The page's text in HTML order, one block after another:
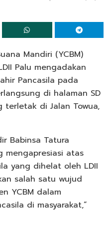
Mandiri (YCBM)
Palu mengadakan
Pancasila pada
di halaman SD
terletak di Jalan Towua,
Babinsa Tatura
mengapresiasi atas
yang dihelat oleh LDII
salah satu wujud
YCBM dalam
di masyarakat,”